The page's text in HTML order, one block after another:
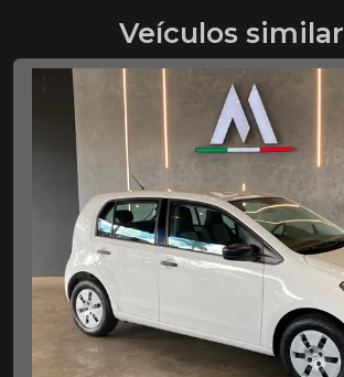
Veículos